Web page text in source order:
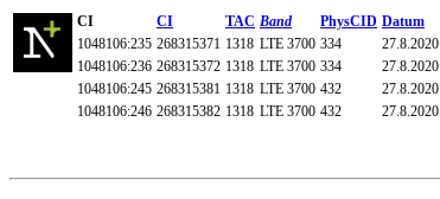
CI CI TAC Band PhysCID Datum
1048106:235 268315371 1318 LTE 3700 334 27.8.2020
1048106:236 268315372 1318 LTE 3700 334 27.8.2020
1048106:245 268315381 1318 LTE 3700 432 27.8.2020
1048106:246 268315382 1318 LTE 3700 432 27.8.2020